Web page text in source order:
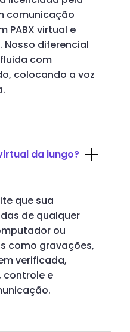
comunicação
PABX virtual e
diferencial
com
colocando a voz
da iungo?
que sua
de qualquer
ou
como gravações,
verificada,
controle e